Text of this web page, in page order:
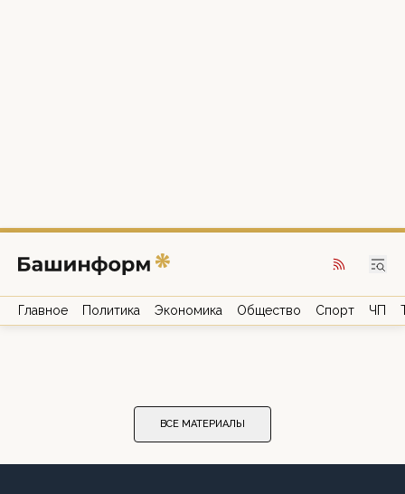
Главное Политика Экономика Общество Спорт ЧП
ВСЕ МАТЕРИАЛЫ